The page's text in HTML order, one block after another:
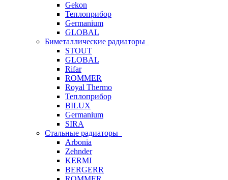
Gekon
Теплоприбор
Germanium
GLOBAL
Биметаллические радиаторы
STOUT
GLOBAL
Rifar
ROMMER
Royal Thermo
Теплоприбор
BILUX
Germanium
SIRA
Стальные радиаторы
Arbonia
Zehnder
KERMI
BERGERR